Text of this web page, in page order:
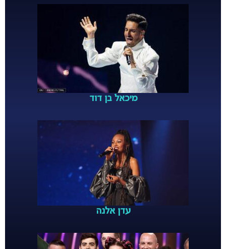
מיכאל בן דוד
עדן אלנה